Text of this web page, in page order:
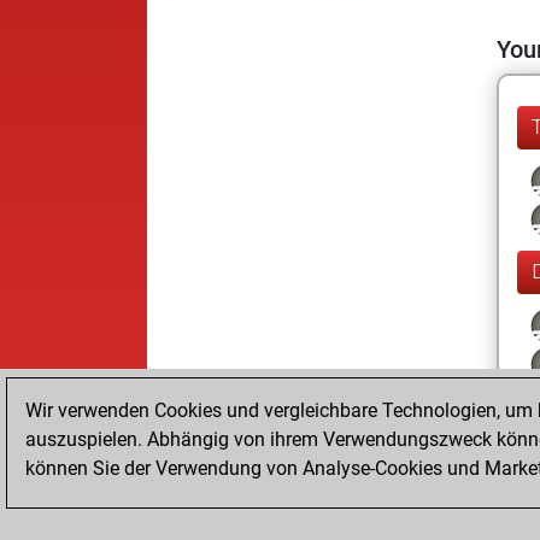
Wir verwenden Cookies und vergleichbare Technologien,
auszuspielen. Abhängig von ihrem Verwendungszweck
können Sie der Verwendung von Analyse-Cookies und